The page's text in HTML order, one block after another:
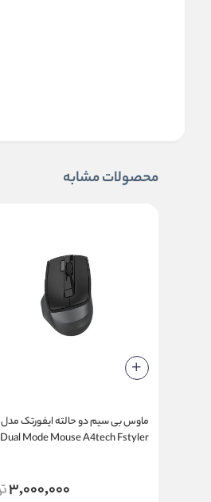
محصولات مشابه
ماوس بی سیم دو حالته ایفورتک مدل
Dual Mode Mouse A4tech Fstyler
3,000,000